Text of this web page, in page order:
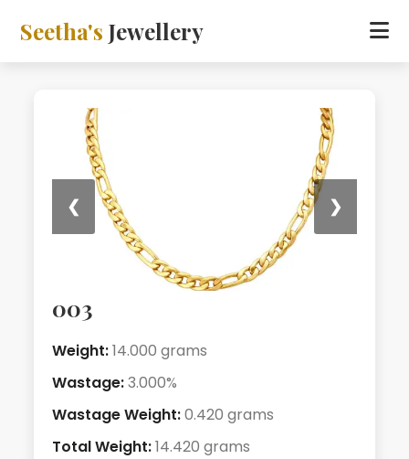
Seetha'sJewellery
❮ ❯
003
Weight:14.000 grams
Wastage:3.000%
Wastage Weight:0.420 grams
Total Weight:14.420 grams